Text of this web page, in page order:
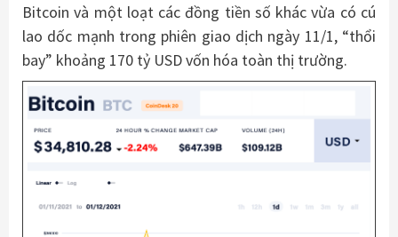
Bitcoin và một loạt các đồng tiền số khác vừa có cú
lao dốc mạnh trong phiên giao dịch ngày 11/1, “thổi
bay” khoảng 170 tỷ USD vốn hóa toàn thị trường.